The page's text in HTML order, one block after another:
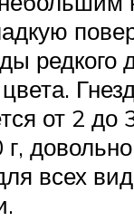
редкого
от 2 до
всех